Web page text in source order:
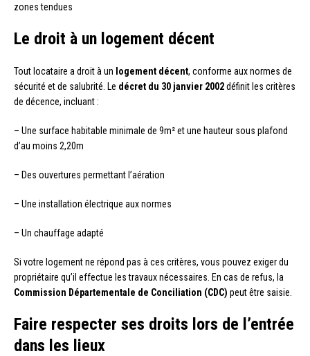
zones tendues
Le droit à un logement décent
Tout locataire a droit à un logement décent, conforme aux normes de
sécurité et de salubrité. Le décret du 30 janvier 2002définit les critères
de décence, incluant :
– Une surface habitable minimale de 9m² et une hauteur sous plafond
d’au moins 2,20m
– Des ouvertures permettant l’aération
– Une installation électrique aux normes
– Un chauffage adapté
Si votre logement ne répond pas à ces critères, vous pouvez exiger du
propriétaire qu’il effectue les travaux nécessaires. En cas de refus, la
Commission Départementale de Conciliation (CDC) peut être saisie.
Faire respecter ses droits lors de l’entrée
dans les lieux